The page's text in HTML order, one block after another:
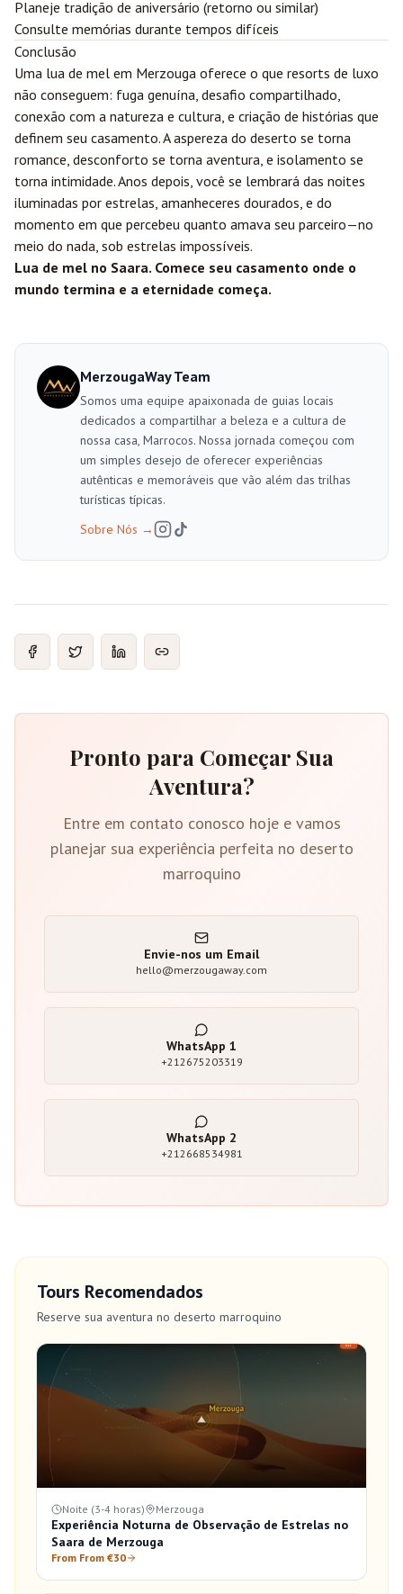
Planeje tradição de aniversário (retorno ou similar)
Consulte memórias durante tempos difíceis
Conclusão
Uma lua de mel em Merzouga oferece o que resorts de luxo
não conseguem: fuga genuína, desafio compartilhado,
conexão com a natureza e cultura, e criação de histórias que
definem seu casamento. A aspereza do deserto se torna
romance, desconforto se torna aventura, e isolamento se
torna intimidade. Anos depois, você se lembrará das noites
iluminadas por estrelas, amanheceres dourados, e do
momento em que percebeu quanto amava seu parceiro—no
meio do nada, sob estrelas impossíveis.
Lua de mel no Saara. Comece seu casamento onde o
mundo termina e a eternidade começa.
MerzougaWay Team
Somos uma equipe apaixonada de guias locais
dedicados a compartilhar a beleza e a cultura de
nossa casa, Marrocos. Nossa jornada começou com
um simples desejo de oferecer experiências
autênticas e memoráveis que vão além das trilhas
turísticas típicas.
Sobre Nós →
Pronto para Começar Sua
Aventura?
Entre em contato conosco hoje e vamos
planejar sua experiência perfeita no deserto
marroquino
Envie-nos um Email
hello@merzougaway.com
WhatsApp 1
+212675203319
WhatsApp 2
+212668534981
Tours Recomendados
Reserve sua aventura no deserto marroquino
Noite (3-4 horas) Merzouga
Experiência Noturna de Observação de Estrelas no
Saara de Merzouga
From From €30